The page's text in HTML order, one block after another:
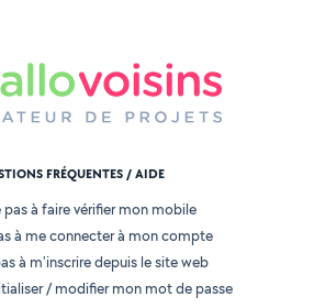
FRÉQUENTES / AIDE
pas à faire vérifier mon mobile
à me connecter à mon compte
à m'inscrire depuis le site web
/ modifier mon mot de passe